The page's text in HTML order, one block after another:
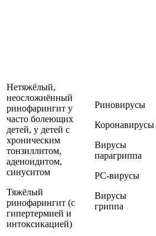
Нетяжёлый,
неосложнённый
ринофарингит у
часто болеющих
детей, у детей с
хроническим
тонзиллитом,
аденоидитом,
синуситом
Тяжёлый
ринофарингит (с
гипертермией и
интоксикацией)
Риновирусы
Коронавирусы
Вирусы
парагриппа
РС-вирусы
Вирусы
гриппа